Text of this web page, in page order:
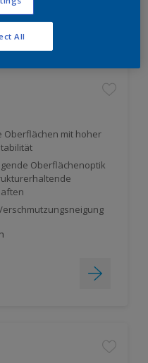
Oberflächen mit hoher
Oberflächenoptik
All